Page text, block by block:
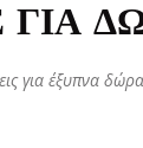
ΓΙΑ
για έξυπνα δώρα